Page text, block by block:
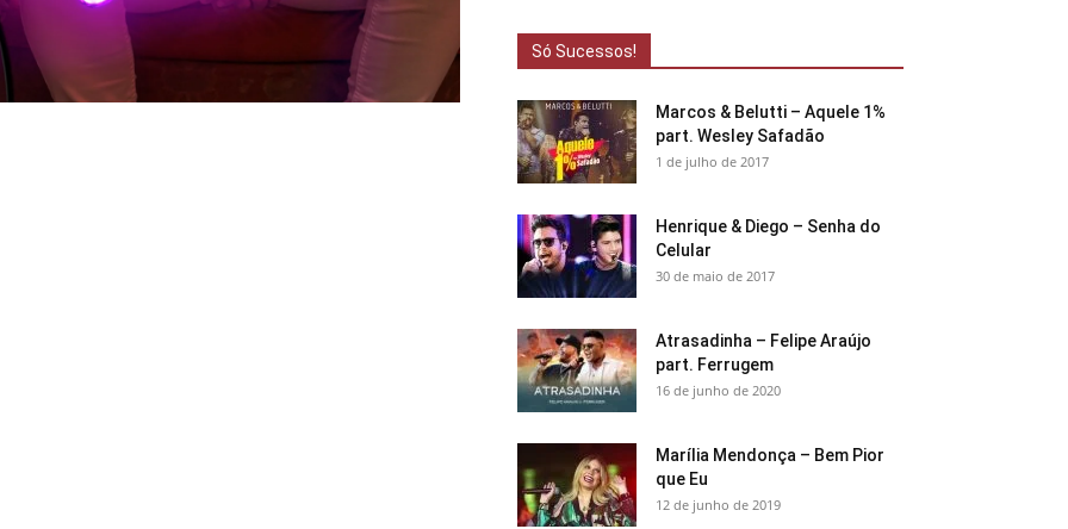
Só Sucessos!
Marcos & Belutti – Aquele 1%
part. Wesley Safadão
1 de julho de 2017
Henrique & Diego – Senha do
Celular
30 de maio de 2017
Atrasadinha – Felipe Araújo
part. Ferrugem
16 de junho de 2020
Marília Mendonça – Bem Pior
que Eu
12 de junho de 2019